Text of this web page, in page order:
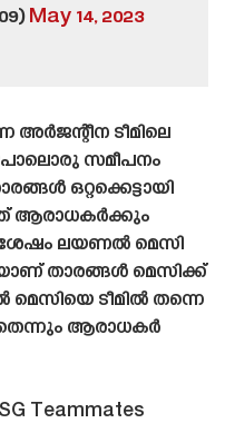
May 14, 2023
അർജന്റീന ടീമിലെ
സമീപനം
ഒറ്റക്കെട്ടായി
ആരാധകർക്കും
ലയണൽ മെസി
താരങ്ങൾ മെസിക്ക്
ടീമിൽ തന്നെ
ആരാധകർ
Teammates